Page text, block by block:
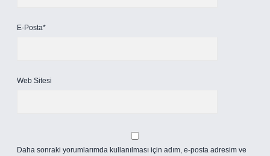
E-Posta*
Web Sitesi
Daha sonraki yorumlarımda kullanılması için adım, e-posta adresim ve